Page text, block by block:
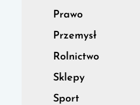
Prawo
Przemysł
Rolnictwo
Sklepy
Sport